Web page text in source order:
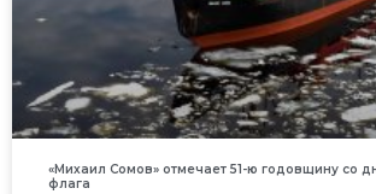
«Михаил Сомов» отмечает 51-ю годовщину со
флага